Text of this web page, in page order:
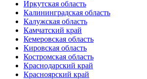
Иркутская область
Калининградская область
Калужская область
Камчатский край
Кемеровская область
Кировская область
Костромская область
Краснодарский край
Красноярский край